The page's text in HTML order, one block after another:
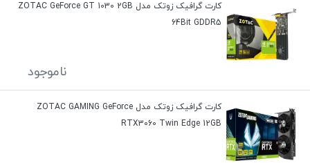
کارت گرافیک زوتک مدل ZOTAC GeForce GT 1030 2GB
64Bit GDDR5
ناموجود
کارت گرافیک زوتک مدل ZOTAC GAMING GeForce
RTX3060 Twin Edge 12GB